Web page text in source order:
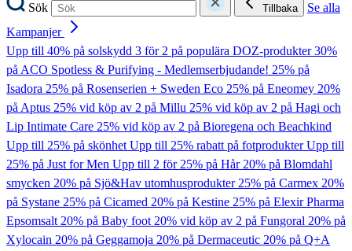
Sök
Tillbaka
Se alla
Kampanjer
Upp till 40% på solskydd 3 för 2 på populära DOZ-produkter30%
på ACO Spotless & Purifying - Medlemserbjudande! 25% på
Isadora 25% på Rosenserien + Sweden Eco 25% på Eneomey 20%
på Aptus 25% vid köp av 2 på Millu 25% vid köp av 2 på Hagi och
Lip Intimate Care 25% vid köp av 2 på Bioregena och Beachkind
Upp till 25% på skönhetUpp till 25% rabatt på fotprodukterUpp till
25% på Just for Men Upp till 2 för 25% på Hår20% på Blomdahl
smycken 20% på Sjö&Hav utomhusprodukter25% på Carmex 20%
på Systane 25% på Cicamed 20% på Kestine 25% på Elexir Pharma
Epsomsalt20% på Baby foot20% vid köp av 2 på Fungoral 20% på
Xylocain 20% på Geggamoja 20% på Dermaceutic 20% på Q+A